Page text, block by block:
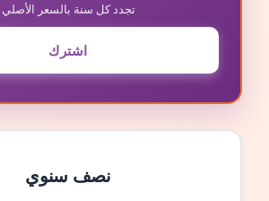
تجدد كل سنة بالسعر الأصلي
اشترك
نصف سنوي